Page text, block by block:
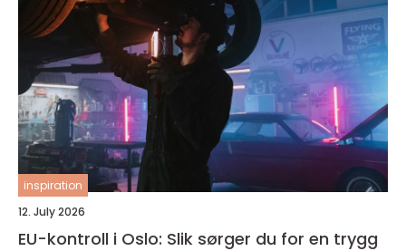
inspiration
12. July 2026
EU-kontroll i Oslo: Slik sørger du for en trygg